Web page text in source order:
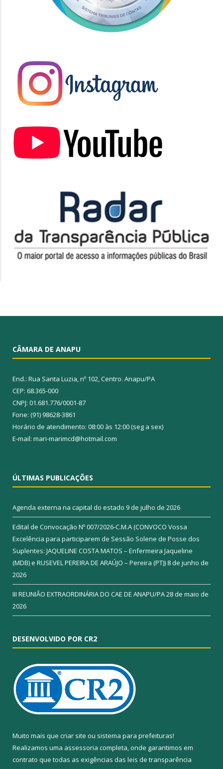
CÂMARA DE ANAPU
End.: Rua Santa Luzia, nº 102, Centro. Anapu/PA
CEP: 68.365-000
CNPJ: 01.681.776/0001-87
Fone: (91) 98628-3861
Horário de atendimento: 08:00 às 12:00 (seg a sex)
E-mail: mari-marimcd@hotmail.com
ÚLTIMAS PUBLICAÇÕES
Agenda externa na capital do estado 9 de julho de 2026
Edital de Convocação Nº 007/2026-C.M.A (CONVOCO Vossa
Excelência para participarem de Sessão Solene de Posse dos
Suplentes: JAQUELINE COSTA MATOS – Enfermeira Jaqueline
(MDB) e RUSEVEL PEREIRA DE ARAÚJO – Pereira (PT)) 8 de junho de
2026
III REUNIÃO EXTRAORDINÁRIA DO CAE DE ANAPU/PA28 de maio de
2026
DESENVOLVIDO POR CR2
Muito mais que criar site ou sistema para prefeituras!
Realizamos uma assessoria completa, onde garantimos em
contrato que todas as exigências das leis de transparência